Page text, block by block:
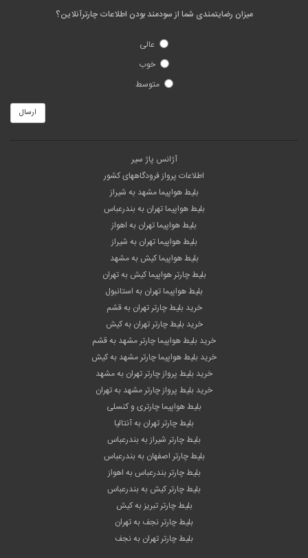
میزان رضایتمندی شما از سودمند بودن اطلاعات چارترآنلاین؟
عالی
خوب
متوسط
ارسال
آژانس پاژ سیر
اطلاعات پرواز فرودگاههای کشور
بلیط هواپیما مشهد به شیراز
بلیط هواپیما تهران به بندرعباس
بلیط هواپیما تهران به اهواز
بلیط هواپیما تهران به شیراز
بلیط هواپیما کیش به مشهد
بلیط چارتر هواپیما کیش به تهران
بلیط هواپیما تهران به استانبول
خرید بلیط چارتر تهران به قشم
خرید بلیط چارتر تهران به کیش
خرید بلیط هواپیما چارتر مشهد به قشم
خرید بلیط هواپیما چارتر مشهد به کیش
خرید بلیط پرواز چارتر تهران به مشهد
خرید بلیط پرواز چارتر مشهد به تهران
بلیط هواپیما چارتری و کنسلی
بلیط چارتر تهران به آنتالیا
بلیط چارتر شیراز به بندرعباس
بلیط چارتر اصفهان به بندرعباس
بلیط چارتر بندرعباس به اهواز
بلیط چارتر کیش به بندرعباس
بلیط چارتر تبریز به کیش
بلیط چارتر نجف به تهران
بلیط چارتر تهران به نجف